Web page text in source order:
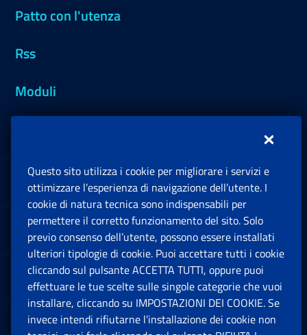
Patto con l'utenza
Rss
Moduli
Sedi e Contatti
Software
Note Legali
App mobile
Questo sito utilizza i cookie per migliorare i servizi e
ottimizzare l’esperienza di navigazione dell’utente. I
cookie di natura tecnica sono indispensabili per
permettere il corretto funzionamento del sito. Solo
previo consenso dell’utente, possono essere installati
ulteriori tipologie di cookie. Puoi accettare tutti i cookie
cliccando sul pulsante ACCETTA TUTTI, oppure puoi
effettuare le tue scelte sulle singole categorie che vuoi
installare, cliccando su IMPOSTAZIONI DEI COOKIE. Se
invece intendi rifiutarne l’installazione dei cookie non